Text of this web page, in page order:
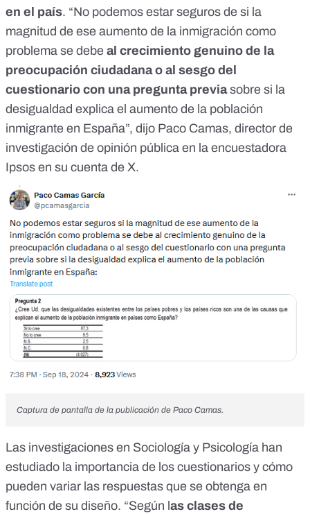
en el país. “No podemos estar seguros de si la
magnitud de ese aumento de la inmigración como
problema se debe al crecimiento genuino de la
preocupación ciudadana o al sesgo del
cuestionario con una pregunta previasobre si la
desigualdad explica el aumento de la población
inmigrante en España”, dijo Paco Camas, director de
investigación de opinión pública en la encuestadora
Ipsos en su cuenta de X.
Captura de pantalla de la publicación de Paco Camas.
Las investigaciones en Sociología y Psicología han
estudiado la importancia de los cuestionarios y cómo
pueden variar las respuestas que se obtenga en
función de su diseño. “Según l as clases de